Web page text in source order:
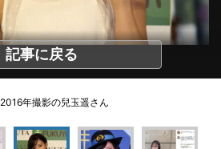
記事に戻る
2016年撮影の兒玉遥さん